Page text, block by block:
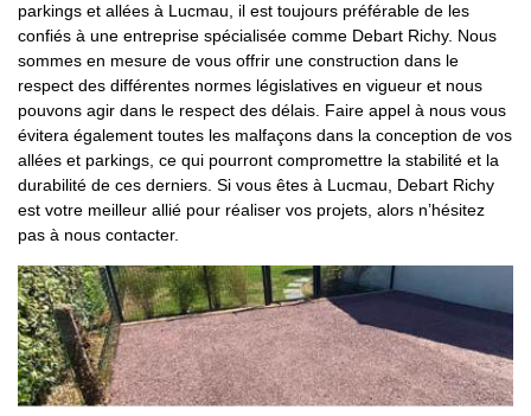
parkings et allées à Lucmau, il est toujours préférable de les
confiés à une entreprise spécialisée comme Debart Richy. Nous
sommes en mesure de vous offrir une construction dans le
respect des différentes normes législatives en vigueur et nous
pouvons agir dans le respect des délais. Faire appel à nous vous
évitera également toutes les malfaçons dans la conception de vos
allées et parkings, ce qui pourront compromettre la stabilité et la
durabilité de ces derniers. Si vous êtes à Lucmau, Debart Richy
est votre meilleur allié pour réaliser vos projets, alors n’hésitez
pas à nous contacter.